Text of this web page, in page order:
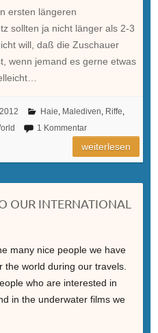
ersten längeren
sollten ja nicht länger als 2-3
will, daß die Zuschauer
wenn jemand es gerne etwas
Haie, Malediven, Riffe,
1 Kommentar
weiterlesen
OUR INTERNATIONAL
many nice people we have
the world during our travels.
who are interested in
in the underwater films we